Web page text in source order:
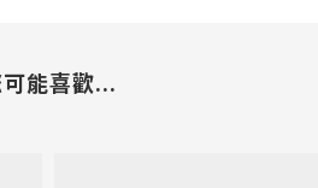
能喜歡...